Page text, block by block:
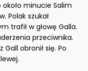
minucie Salim
Polak szukał
trafił w głowę Galla.
przeciwnika.
obronił się. Po